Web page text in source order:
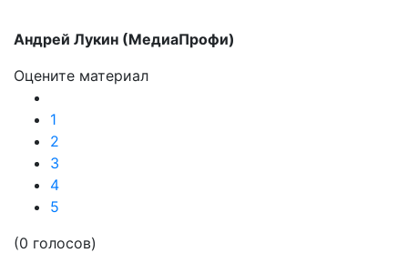
Андрей Лукин (МедиаПрофи)
Оцените материал
1
2
3
4
5
(0 голосов)